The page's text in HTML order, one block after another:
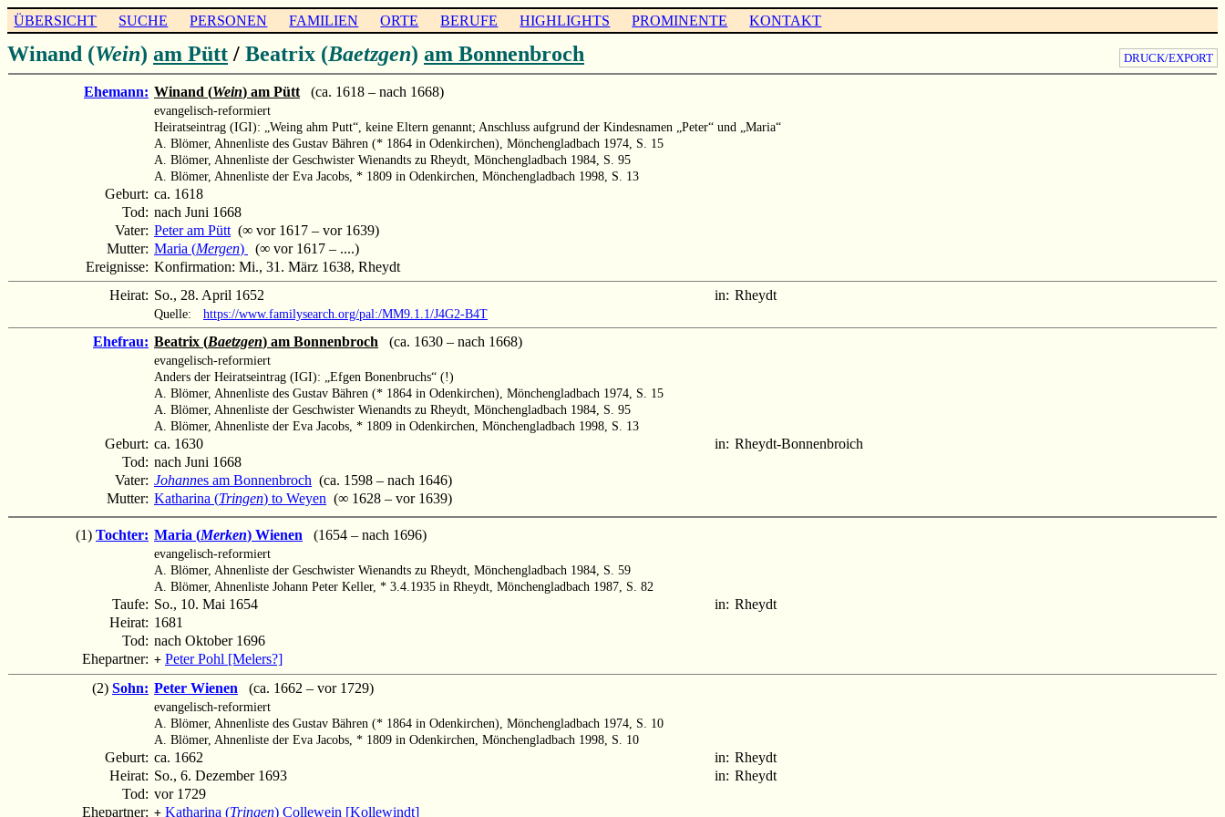
ÜBERSICHT SUCHE PERSONEN FAMILIEN ORTE BERUFE HIGHLIGHTS PROMINENTE KONTAKT
DRUCK/EXPORT
Winand (Wein) am Pütt / Beatrix (Baetzgen) am Bonnenbroch
Ehemann: Winand (Wein) am Pütt (ca. 1618 – nach 1668)
evangelisch-reformiert
Heiratseintrag (IGI): „Weing ahm Putt“, keine Eltern genannt; Anschluss aufgrund der Kindesnamen „Peter“ und „Maria“
A. Blömer, Ahnenliste des Gustav Bähren (* 1864 in Odenkirchen), Mönchengladbach 1974, S. 15
A. Blömer, Ahnenliste der Geschwister Wienandts zu Rheydt, Mönchengladbach 1984, S. 95
A. Blömer, Ahnenliste der Eva Jacobs, * 1809 in Odenkirchen, Mönchengladbach 1998, S. 13
Geburt: ca. 1618
Tod: nach Juni 1668
Vater: Peter am Pütt (∞ vor 1617 – vor 1639)
Mutter: Maria (Mergen)
(∞ vor 1617 – ....)
Ereignisse: Konfirmation: Mi., 31. März 1638, Rheydt
Heirat: So., 28. April 1652 in: Rheydt
Quelle: https://www.familysearch.org/pal:/MM9.1.1/J4G2-B4T
Ehefrau: Beatrix (Baetzgen) am Bonnenbroch (ca. 1630 – nach 1668)
evangelisch-reformiert
Anders der Heiratseintrag (IGI): „Efgen Bonenbruchs“ (!)
A. Blömer, Ahnenliste des Gustav Bähren (* 1864 in Odenkirchen), Mönchengladbach 1974, S. 15
A. Blömer, Ahnenliste der Geschwister Wienandts zu Rheydt, Mönchengladbach 1984, S. 95
A. Blömer, Ahnenliste der Eva Jacobs, * 1809 in Odenkirchen, Mönchengladbach 1998, S. 13
Geburt: ca. 1630 in: Rheydt-Bonnenbroich
Tod: nach Juni 1668
Vater: Johannes am Bonnenbroch (ca. 1598 – nach 1646)
Mutter: Katharina (Tringen) to Weyen (∞ 1628 – vor 1639)
(1) Tochter: Maria (Merken) Wienen (1654 – nach 1696)
evangelisch-reformiert
A. Blömer, Ahnenliste der Geschwister Wienandts zu Rheydt, Mönchengladbach 1984, S. 59
A. Blömer, Ahnenliste Johann Peter Keller, * 3.4.1935 in Rheydt, Mönchengladbach 1987, S. 82
Taufe: So., 10. Mai 1654 in: Rheydt
Heirat: 1681
Tod: nach Oktober 1696
Ehepartner: + Peter Pohl [Melers?]
(2) Sohn: Peter Wienen (ca. 1662 – vor 1729)
evangelisch-reformiert
A. Blömer, Ahnenliste des Gustav Bähren (* 1864 in Odenkirchen), Mönchengladbach 1974, S. 10
A. Blömer, Ahnenliste der Eva Jacobs, * 1809 in Odenkirchen, Mönchengladbach 1998, S. 10
Geburt: ca. 1662 in: Rheydt
Heirat: So., 6. Dezember 1693 in: Rheydt
Tod: vor 1729
Ehepartner: + Katharina (Tringen) Collewein [Kollewindt]